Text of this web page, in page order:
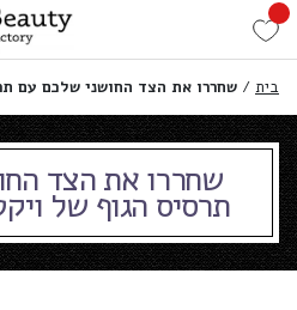
בית / שחררו את הצד החושני שלכם עם
שחררו את הצד
תרסיס הגוף של